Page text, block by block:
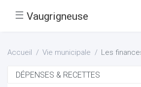
☰ Vaugrigneuse
Accueil Vie municipale Les